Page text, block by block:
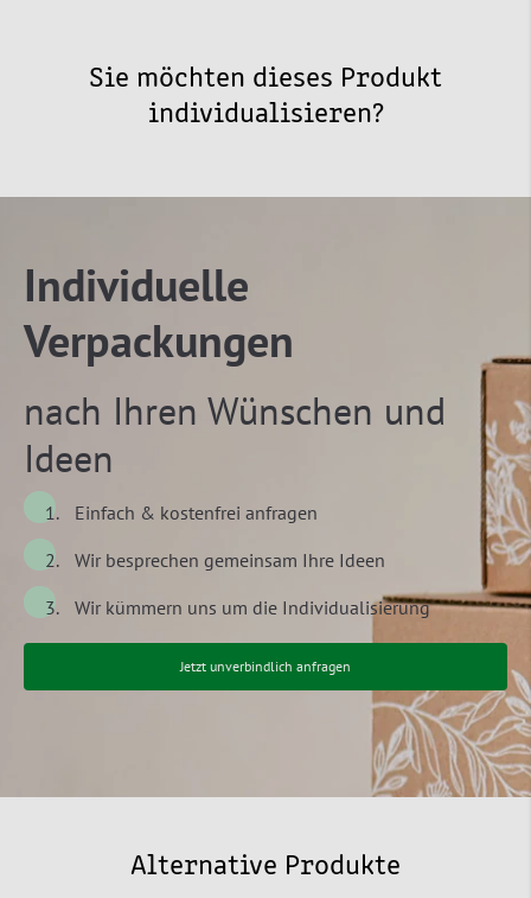
Sie möchten dieses Produkt
individualisieren?
Individuelle
Verpackungen
nach Ihren Wünschen und
Ideen
Einfach & kostenfrei anfragen
Wir besprechen gemeinsam Ihre Ideen
Wir kümmern uns um die Individualisierung
Jetzt unverbindlich anfragen
Alternative Produkte